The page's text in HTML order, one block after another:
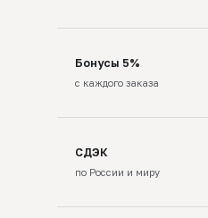
Бонусы 5%
с каждого заказа
СДЭК
по России и миру